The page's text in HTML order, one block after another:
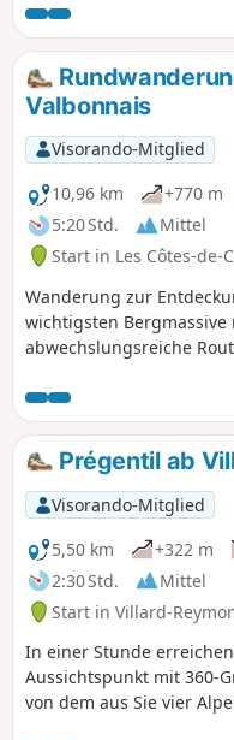
Valbonnais
Visorando-Mitglied
10,96 km
+770 m
5:20 Std.
Mittel
Start in Les Côtes-de-
Wanderung zur
wichtigsten
abwechslungsreiche
ist.
Prégentil ab
Visorando-Mitglied
5,50 km
+322 m
2:30 Std.
Mittel
Start in Villard-
In einer Stunde
Aussichtspunkt mit 360-
von dem aus Sie vier